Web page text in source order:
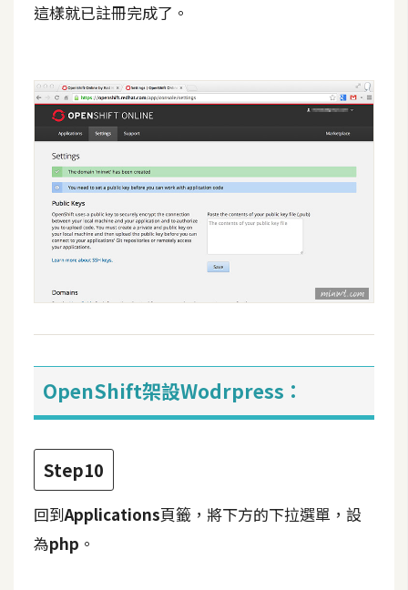
U
U
X
R
W
D
網
頁
後
端
H
P
o
k
e
這樣就已註冊完成了。
OpenShift架設Wodrpress：
Step10
回到Applications頁籤，將下方的下拉選單，設
為php 。